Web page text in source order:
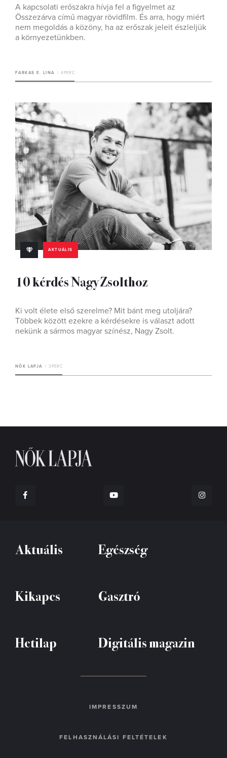
A kapcsolati erőszakra hívja fel a figyelmet az
Összezárva című magyar rövidfilm. És arra, hogy miért
nem megoldás a közöny, ha az erőszak jeleit észleljük
a környezetünkben.
FARKAS E. LINA 4 PERC
AKTUÁLIS
10 kérdés Nagy Zsolthoz
Ki volt élete első szerelme? Mit bánt meg utoljára?
Többek között ezekre a kérdésekre is választ adott
nekünk a sármos magyar színész, Nagy Zsolt.
NŐK LAPJA 3 PERC
Aktuális Egészség
Kikapcs Gasztró
Hetilap Digitális magazin
IMPRESSZUM
FELHASZNÁLÁSI FELTÉTELEK